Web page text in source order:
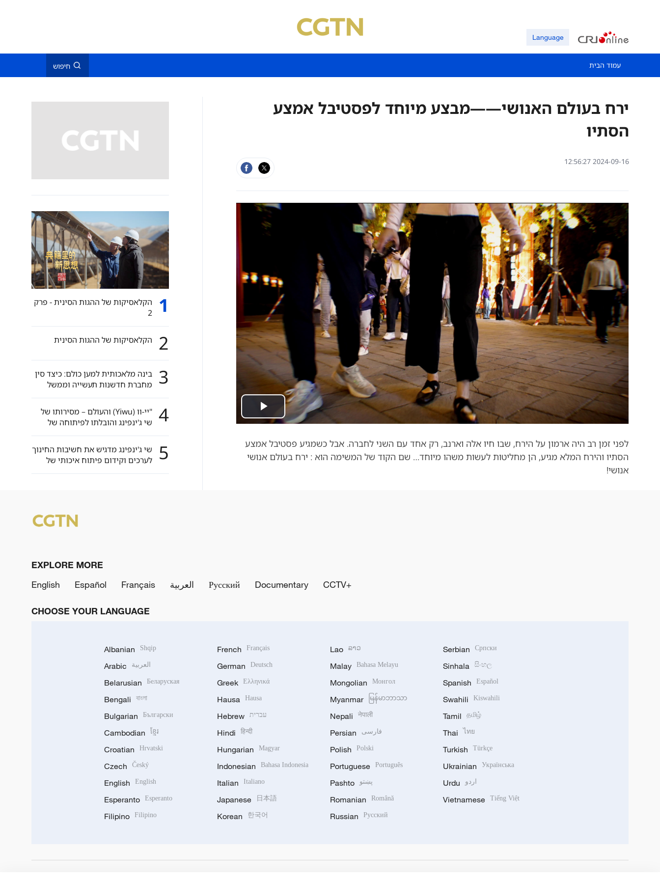
Language
עמוד הבית חיפוש
ירח בעולם האנושי——מבצע מיוחד לפסטיבל אמצע
הסתיו
12:56:27 2024-09-16
Play
Video
לפני זמן רב היה ארמון על הירח, שבו חיו אלה וארנב, רק אחד עם השני לחברה. אבל כשמגיע פסטיבל אמצע
הסתיו והירח המלא מגיע, הן מחליטות לעשות משהו מיוחד… שם הקוד של המשימה הוא : ירח בעולם אנושי
אנושי!
1
הקלאסיקות של ההגות הסינית - פרק
2
2 הקלאסיקות של ההגות הסינית
3
בינה מלאכותית למען כולם: כיצד סין
מחברת חדשנות תעשייה וממשל
עולמי
4
"יי-וו (Yiwu) והעולם – מסירותו של
שי ג'ינפינג והובלתו לפיתוחה של
יי-וו"
5
שי ג'ינפינג מדגיש את חשיבות החינוך
לערכים וקידום פיתוח איכותי של
החינוך הבסיסי
EXPLORE MORE
English
Español Français العربية Русский Documentary CCTV+
CHOOSE YOUR LANGUAGE
Albanian Shqip
Arabic العربية
Belarusian Беларуская
Bengali বাংলা
Bulgarian Български
Cambodian ខ្មែរ
Croatian Hrvatski
Czech Český
English English
Esperanto Esperanto
Filipino Filipino
French Français
German Deutsch
Greek Ελληνικά
Hausa Hausa
Hebrew עברית
Hindi हिन्दी
Hungarian Magyar
Indonesian Bahasa Indonesia
Italian Italiano
Japanese 日本語
Korean 한국어
Lao ລາວ
Malay Bahasa Melayu
Mongolian Монгол
Myanmar မြန်မာဘာသာ
Nepali नेपाली
Persian فارسی
Polish Polski
Portuguese Português
Pashto پښتو
Romanian Română
Russian Русский
Serbian Српски
Sinhala සිංහල
Spanish Español
Swahili Kiswahili
Tamil தமிழ்
Thai ไทย
Turkish Türkçe
Ukrainian Українська
Urdu اردو
Vietnamese Tiếng Việt